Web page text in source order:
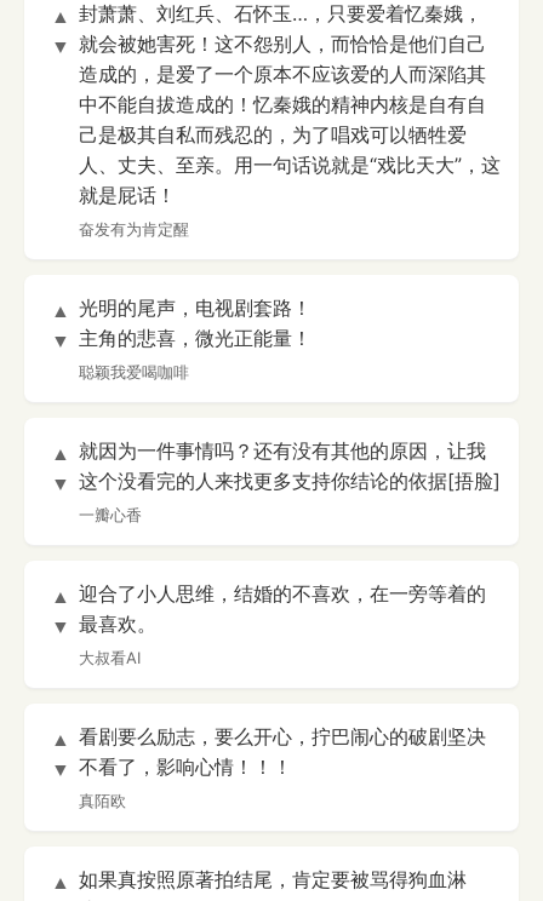
▲
▼
封萧萧、刘红兵、石怀玉…，只要爱着忆秦娥，
就会被她害死！这不怨别人，而恰恰是他们自己
造成的，是爱了一个原本不应该爱的人而深陷其
中不能自拔造成的！忆秦娥的精神内核是自有自
己是极其自私而残忍的，为了唱戏可以牺牲爱
人、丈夫、至亲。用一句话说就是“戏比天大”，这
就是屁话！
奋发有为肯定醒
▲
▼
光明的尾声，电视剧套路！
主角的悲喜，微光正能量！
聪颖我爱喝咖啡
▲
▼
就因为一件事情吗？还有没有其他的原因，让我
这个没看完的人来找更多支持你结论的依据[捂脸]
一瓣心香
▲
▼
迎合了小人思维，结婚的不喜欢，在一旁等着的
最喜欢。
大叔看AI
▲
▼
看剧要么励志，要么开心，拧巴闹心的破剧坚决
不看了，影响心情！！！
真陌欧
▲
如果真按照原著拍结尾，肯定要被骂得狗血淋